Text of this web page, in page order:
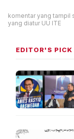
komentar yang tampil
yang diatur UU ITE
EDITOR'S PICK